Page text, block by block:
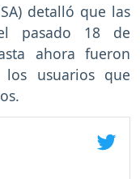
detalló que las
pasado 18 de
ahora fueron
usuarios que